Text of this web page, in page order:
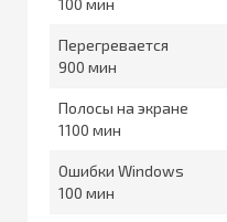
Перегревается
900
Полосы на экране
1100
Ошибки Windows
100